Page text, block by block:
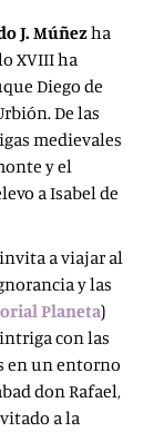
J. Múñezha
XVIII ha
Diego de
De las
medievales
y el
a Isabel de
a viajar al
y las
Planeta)
con las
en un entorno
don Rafael,
a la